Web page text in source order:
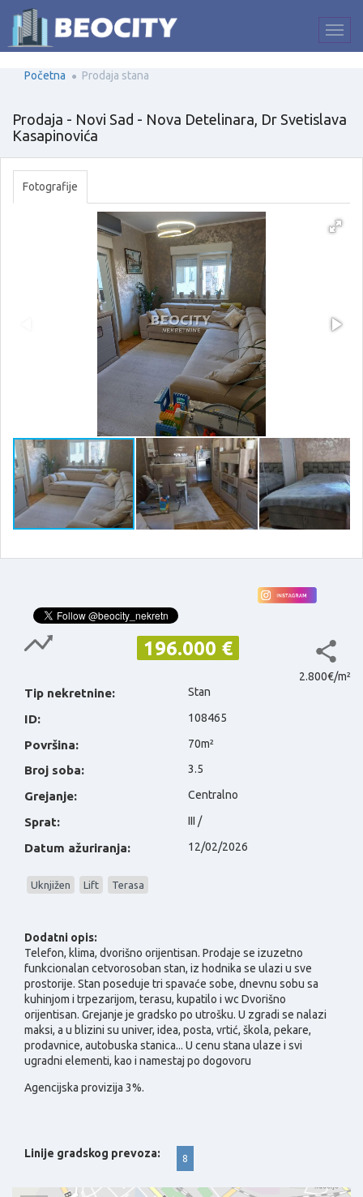
Početna Prodaja stana
Prodaja - Novi Sad - Nova Detelinara, Dr Svetislava
Kasapinovića
Fotografije
196.000 €
2.800€/m²
Tip nekretnine: Stan
ID: 108465
Površina: 70m²
Broj soba: 3.5
Grejanje: Centralno
Sprat: III /
Datum ažuriranja: 12/02/2026
Uknjižen Lift Terasa
Dodatni opis:
Telefon, klima, dvorišno orijentisan. Prodaje se izuzetno
funkcionalan cetvorosoban stan, iz hodnika se ulazi u sve
prostorije. Stan poseduje tri spavaće sobe, dnevnu sobu sa
kuhinjom i trpezarijom, terasu, kupatilo i wc Dvorišno
orijentisan. Grejanje je gradsko po utrošku. U zgradi se nalazi
maksi, a u blizini su univer, idea, posta, vrtić, škola, pekare,
prodavnice, autobuska stanica... U cenu stana ulaze i svi
ugradni elementi, kao i namestaj po dogovoru
Agencijska provizija 3%.
Linije gradskog prevoza: 8